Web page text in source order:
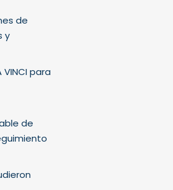
de
y
para
de